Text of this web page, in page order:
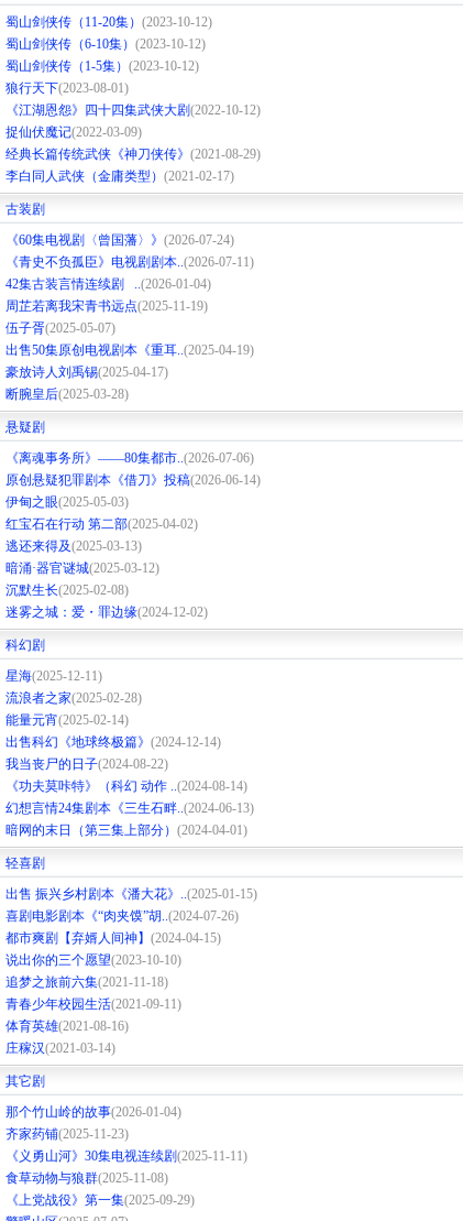
蜀山剑侠传（11-20集） (2023-10-12)
蜀山剑侠传（6-10集） (2023-10-12)
蜀山剑侠传（1-5集） (2023-10-12)
狼行天下(2023-08-01)
《江湖恩怨》四十四集武侠大剧(2022-10-12)
捉仙伏魔记(2022-03-09)
经典长篇传统武侠《神刀侠传》 (2021-08-29)
李白同人武侠（金庸类型） (2021-02-17)
古装剧
《60集电视剧〈曾国藩〉》 (2026-07-24)
《青史不负孤臣》电视剧剧本..(2026-07-11)
42集古装言情连续剧 ..(2026-01-04)
周芷若离我宋青书远点(2025-11-19)
伍子胥(2025-05-07)
出售50集原创电视剧本《重耳..(2025-04-19)
豪放诗人刘禹锡(2025-04-17)
断腕皇后(2025-03-28)
悬疑剧
《离魂事务所》——80集都市..(2026-07-06)
原创悬疑犯罪剧本《借刀》投稿(2026-06-14)
伊甸之眼(2025-05-03)
红宝石在行动 第二部(2025-04-02)
逃还来得及(2025-03-13)
暗涌·器官谜城(2025-03-12)
沉默生长(2025-02-08)
迷雾之城：爱・罪边缘(2024-12-02)
科幻剧
星海(2025-12-11)
流浪者之家(2025-02-28)
能量元宵(2025-02-14)
出售科幻《地球终极篇》 (2024-12-14)
我当丧尸的日子(2024-08-22)
《功夫莫咔特》（科幻 动作 ..(2024-08-14)
幻想言情24集剧本《三生石畔..(2024-06-13)
暗网的末日（第三集上部分） (2024-04-01)
轻喜剧
出售 振兴乡村剧本《潘大花》..(2025-01-15)
喜剧电影剧本《“肉夹馍”胡..(2024-07-26)
都市爽剧【弃婿人间神】 (2024-04-15)
说出你的三个愿望(2023-10-10)
追梦之旅前六集(2021-11-18)
青春少年校园生活(2021-09-11)
体育英雄(2021-08-16)
庄稼汉(2021-03-14)
其它剧
那个竹山岭的故事(2026-01-04)
齐家药铺(2025-11-23)
《义勇山河》30集电视连续剧(2025-11-11)
食草动物与狼群(2025-11-08)
《上党战役》第一集(2025-09-29)